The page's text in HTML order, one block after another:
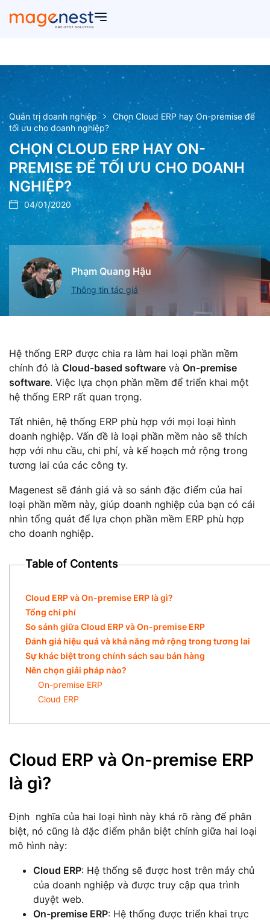
Quản trị doanh nghiệp
Chọn Cloud ERP hay On-premise để
tối ưu cho doanh nghiệp?
CHỌN CLOUD ERP HAY ON-
PREMISE ĐỂ TỐI ƯU CHO DOANH
NGHIỆP?
04/01/2020
Phạm Quang Hậu
Thông tin tác giả
Hệ thống ERP được chia ra làm hai loại phần mềm
chính đó là Cloud-based software và On-premise
software. Việc lựa chọn phần mềm để triển khai một
hệ thống ERP rất quan trọng.
Tất nhiên, hệ thống ERP phù hợp với mọi loại hình
doanh nghiệp. Vấn đề là loại phần mềm nào sẽ thích
hợp với nhu cầu, chi phí, và kế hoạch mở rộng trong
tương lai của các công ty.
Magenest sẽ đánh giá và so sánh đặc điểm của hai
loại phần mềm này, giúp doanh nghiệp của bạn có cái
nhìn tổng quát để lựa chọn phần mềm ERP phù hợp
cho doanh nghiệp.
Table of Contents
Cloud ERP và On-premise ERP là gì?
Tổng chi phí
So sánh giữa Cloud ERP và On-premise ERP
Đánh giá hiệu quả và khả năng mở rộng trong tương lai
Sự khác biệt trong chính sách sau bán hàng
Nên chọn giải pháp nào?
On-premise ERP
Cloud ERP
Cloud ERP và On-premise ERP
là gì?
Định nghĩa của hai loại hình này khá rõ ràng để phân
biệt, nó cũng là đặc điểm phân biệt chính giữa hai loại
mô hình này:
Cloud ERP: Hệ thống sẽ được host trên máy chủ
của doanh nghiệp và được truy cập qua trình
duyệt web.
On-premise ERP: Hệ thống được triển khai trực